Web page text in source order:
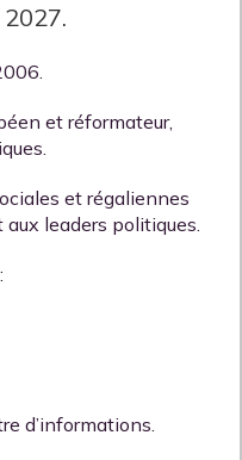
et réformateur,
et régaliennes
leaders politiques.
d’informations.